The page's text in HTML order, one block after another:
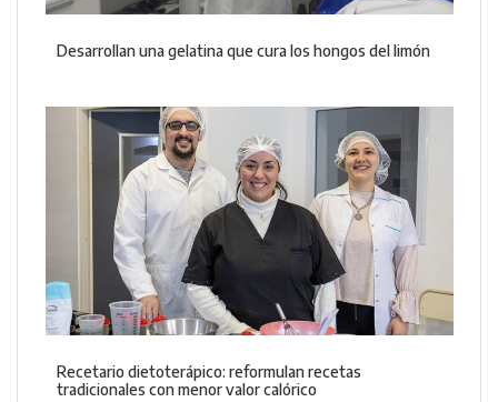
Desarrollan una gelatina que cura los hongos del limón
Recetario dietoterápico: reformulan recetas
tradicionales con menor valor calórico